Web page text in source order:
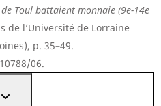
Toul battaient monnaie (9e-14e
de l’Université de Lorraine
p. 35–49.
06.